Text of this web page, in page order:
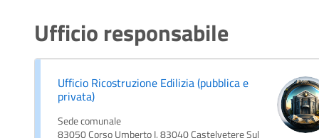
Ufficio responsabile
Ufficio Ricostruzione Edilizia (pubblica e
privata)
Sede comunale
83050 Corso Umberto I, 83040 Castelvetere Sul